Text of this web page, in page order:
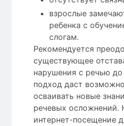
взрослые
ребенка с
слогам.
Рекомендуется
существующее
нарушения с речью
подход даст
осваивать новые
речевых осложнений.
интернет-посещение